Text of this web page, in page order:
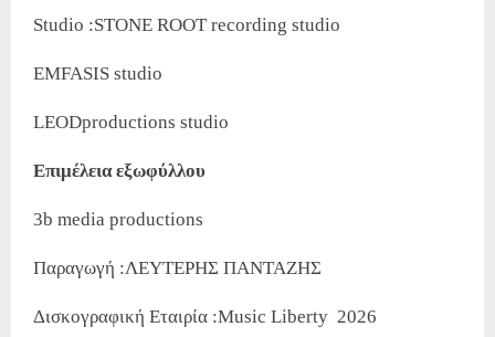
Studio :STONE ROOT recording studio
EMFASIS studio
LEODproductions studio
Επιμέλεια εξωφύλλου
3b media productions
Παραγωγή :ΛΕΥΤΕΡΗΣ ΠΑΝΤΑΖΗΣ
Δισκογραφική Εταιρία :Music Liberty 2026